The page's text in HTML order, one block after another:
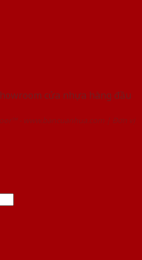
cửa nhựa hàng đầu
- www.bancuanhua.com | Đơn vị